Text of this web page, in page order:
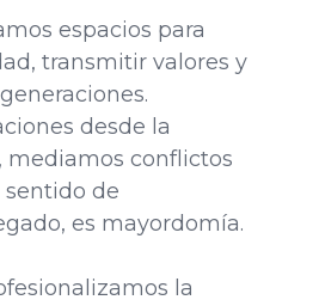
espacios para
transmitir valores y
desde la
mediamos conflictos
de
es mayordomía.
la